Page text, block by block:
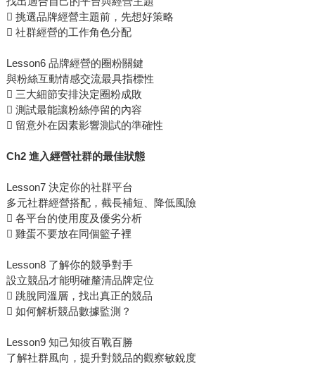
 挑選品牌經營主題前，先想好策略
 社群經營的工作角色分配
Lesson6 品牌經營的圈粉關鍵
與粉絲互動情感交流最具指標性
 三大細節安排決定圈粉成敗
 測試最能讓粉絲停留的內容
 留意外在因素影響測試的準確性
Ch2 進入經營社群的最佳狀態
Lesson7 決定你的社群平台
多元社群經營搭配，截長補短、降低風險
 各平台的使用度及優劣分析
 雞蛋不要放在同個籃子裡
Lesson8 了解你的競爭對手
設立競品才能明確釐清品牌定位
 跳脫同溫層，找出真正的競品
 如何解析競品數據監測？
Lesson9 知己知彼百戰百勝
了解社群風向，提升對競品的觀察敏銳度